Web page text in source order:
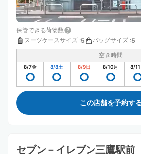
保管できる荷物数
スーツケースサイズ :5 バッグサイズ :5
空き時間
8/7金 8/8土 8/9日 8/10月 8/11
この店舗を予約する
セブン－イレブン三鷹駅前